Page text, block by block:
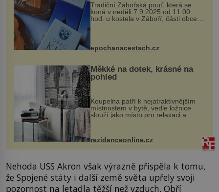
Tradiční Zábořská pouť, která se
koná v neděli 7.9.2025 od 11:00
hod. u kostela v Záboří, části obce
Kly u Mělníka. V programu naleznete
komentovanou prohlídku kostela,
epochanacestach.cz
Měkké na dotek, krásné na
pohled
Koupelna patří k nejatraktivnějším
místnostem v bytě, vedle ložnice
slouží jako místo pro relaxaci a
odpočinek. Koupelnový textil –
ručníky, osušky a koberečky –
proutku...
rezidenceonline.cz
Nehoda USS Akron však výrazně přispěla k tomu,
že Spojené státy i další země světa upřely svoji
pozornost na letadla těžší než vzduch. Obří